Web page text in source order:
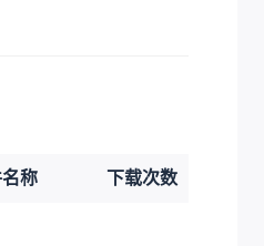
称 下载次数